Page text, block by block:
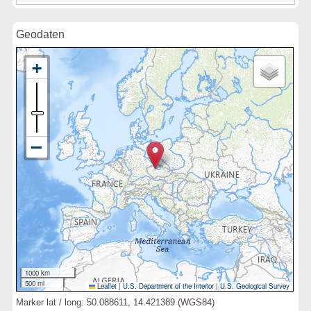
Geodaten
1000 km
500 mi
Leaflet | U.S. Department of the Interior|U.S. Geological Survey
Marker lat / long: 50.088611, 14.421389 (WGS84)